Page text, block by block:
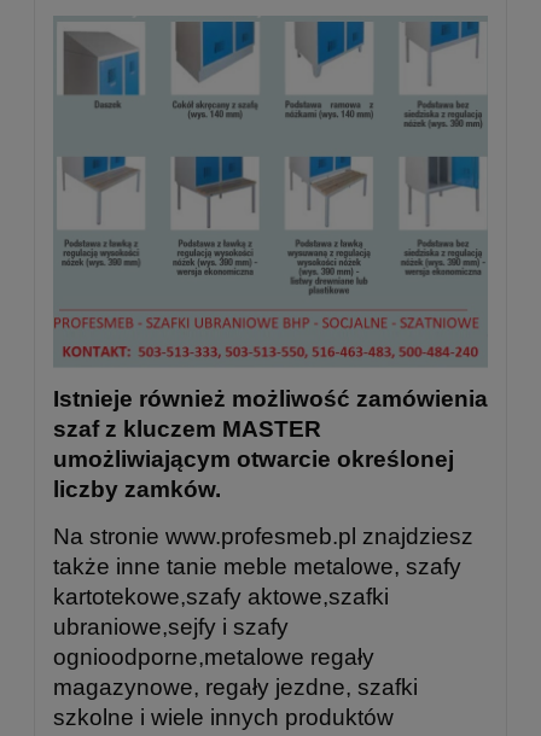
Istnieje również możliwość zamówienia
szaf z kluczem MASTER
umożliwiającym otwarcie określonej
liczby zamków.
Na stronie www.profesmeb.pl znajdziesz
także inne tanie meble metalowe, szafy
kartotekowe,szafy aktowe,szafki
ubraniowe,sejfy i szafy
ognioodporne,metalowe regały
magazynowe, regały jezdne, szafki
szkolne i wiele innych produktów